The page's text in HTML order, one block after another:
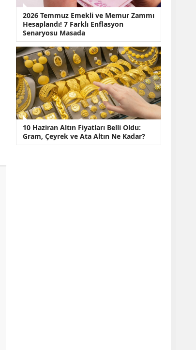
2026 Temmuz Emekli ve Memur Zammı
Hesaplandı! 7 Farklı Enflasyon
Senaryosu Masada
10 Haziran Altın Fiyatları Belli Oldu:
Gram, Çeyrek ve Ata Altın Ne Kadar?